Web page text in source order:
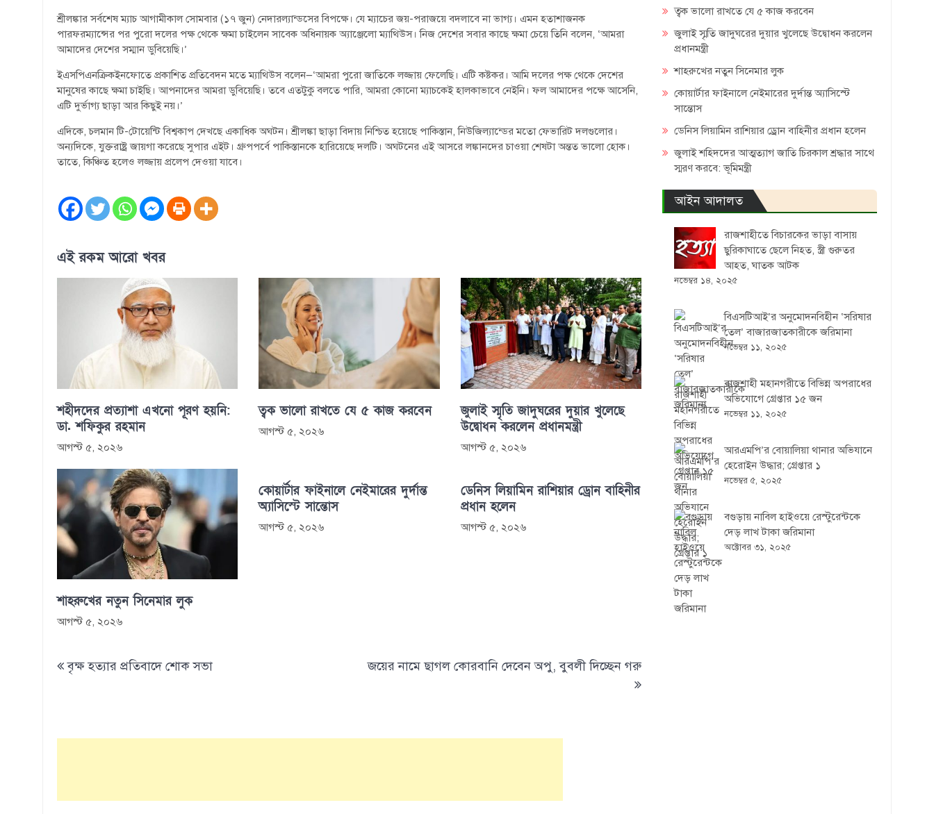
শ্রীলঙ্কার সর্বশেষ ম্যাচ আগামীকাল সোমবার (১৭ জুন) নেদারল্যান্ডসের বিপক্ষে। যে ম্যাচের জয়-পরাজয়ে বদলাবে না ভাগ্য। এমন হতাশাজনক
পারফরম্যান্সের পর পুরো দলের পক্ষ থেকে ক্ষমা চাইলেন সাবেক অধিনায়ক অ্যাঞ্জেলো ম্যাথিউস। নিজ দেশের সবার কাছে ক্ষমা চেয়ে তিনি বলেন, ‘আমরা
আমাদের দেশের সম্মান ডুবিয়েছি।’
ইএসপিএনক্রিকইনফোতে প্রকাশিত প্রতিবেদন মতে ম্যাথিউস বলেন—‘আমরা পুরো জাতিকে লজ্জায় ফেলেছি। এটি কষ্টকর। আমি দলের পক্ষ থেকে দেশের
মানুষের কাছে ক্ষমা চাইছি। আপনাদের আমরা ডুবিয়েছি। তবে এতটুকু বলতে পারি, আমরা কোনো ম্যাচকেই হালকাভাবে নেইনি। ফল আমাদের পক্ষে আসেনি,
এটি দুর্ভাগ্য ছাড়া আর কিছুই নয়।’
এদিকে, চলমান টি-টোয়েন্টি বিশ্বকাপ দেখছে একাধিক অঘটন। শ্রীলঙ্কা ছাড়া বিদায় নিশ্চিত হয়েছে পাকিস্তান, নিউজিল্যান্ডের মতো ফেভারিট দলগুলোর।
অন্যদিকে, যুক্তরাষ্ট্র জায়গা করেছে সুপার এইট। গ্রুপপর্বে পাকিস্তানকে হারিয়েছে দলটি। অঘটনের এই আসরে লঙ্কানদের চাওয়া শেষটা অন্তত ভালো হোক।
তাতে, কিঞ্চিত হলেও লজ্জায় প্রলেপ দেওয়া যাবে।
এই রকম আরো খবর
শহীদদের প্রত্যাশা এখনো পূরণ হয়নি:
ডা. শফিকুর রহমান
আগস্ট ৫, ২০২৬
ত্বক ভালো রাখতে যে ৫ কাজ করবেন
আগস্ট ৫, ২০২৬
জুলাই স্মৃতি জাদুঘরের দুয়ার খুলেছে
উদ্বোধন করলেন প্রধানমন্ত্রী
আগস্ট ৫, ২০২৬
শাহরুখের নতুন সিনেমার লুক
আগস্ট ৫, ২০২৬
কোয়ার্টার ফাইনালে নেইমারের দুর্দান্ত
অ্যাসিস্টে সান্তোস
আগস্ট ৫, ২০২৬
ডেনিস লিয়ামিন রাশিয়ার ড্রোন বাহিনীর
প্রধান হলেন
আগস্ট ৫, ২০২৬
navigation
বৃক্ষ হত্যার প্রতিবাদে শোক সভা জয়ের নামে ছাগল কোরবানি দেবেন অপু, বুবলী দিচ্ছেন গরু
ত্বক ভালো রাখতে যে ৫ কাজ করবেন
জুলাই স্মৃতি জাদুঘরের দুয়ার খুলেছে উদ্বোধন করলেন
প্রধানমন্ত্রী
শাহরুখের নতুন সিনেমার লুক
কোয়ার্টার ফাইনালে নেইমারের দুর্দান্ত অ্যাসিস্টে
সান্তোস
ডেনিস লিয়ামিন রাশিয়ার ড্রোন বাহিনীর প্রধান হলেন
জুলাই শহিদদের আত্মত্যাগ জাতি চিরকাল শ্রদ্ধার সাথে
স্মরণ করবে: ভূমিমন্ত্রী
আইন আদালত
রাজশাহীতে বিচারকের ভাড়া বাসায়
ছুরিকাঘাতে ছেলে নিহত, স্ত্রী গুরুতর
আহত, ঘাতক আটক
নভেম্বর ১৪, ২০২৫
বিএসটিআই’র অনুমোদনবিহীন ‘সরিষার
তেল’ বাজারজাতকারীকে জরিমানা
নভেম্বর ১১, ২০২৫
রাজশাহী মহানগরীতে বিভিন্ন অপরাধের
অভিযোগে গ্রেপ্তার ১৫ জন
নভেম্বর ১১, ২০২৫
আরএমপি’র বোয়ালিয়া থানার অভিযানে
হেরোইন উদ্ধার; গ্রেপ্তার ১
নভেম্বর ৫, ২০২৫
বগুড়ায় নাবিল হাইওয়ে রেস্টুরেন্টকে
দেড় লাখ টাকা জরিমানা
অক্টোবর ৩১, ২০২৫